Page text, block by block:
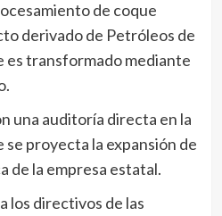
de coque
derivado de Petróleos de
es transformado mediante
una auditoría directa en la
se proyecta la expansión de
de la empresa estatal.
los directivos de las